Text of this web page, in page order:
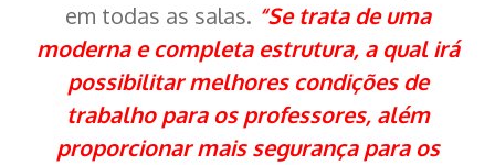
em todas as salas. “Se trata de uma
moderna e completa estrutura, a qual irá
possibilitar melhores condições de
trabalho para os professores, além
proporcionar mais segurança para os